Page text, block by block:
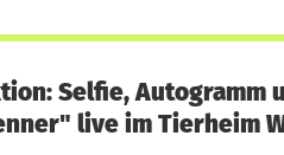
Selfie, Autogramm
live im Tierheim